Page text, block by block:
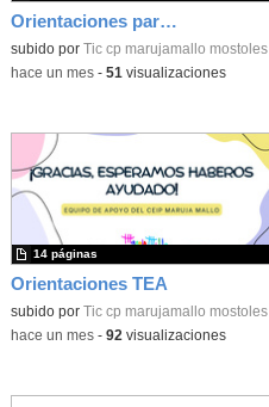
Orientaciones para el tratamiento de conducta
subido por Tic cp marujamallo mostoles
-hace un mes- 51 visualizaciones
Orientaciones TEA
subido por Tic cp marujamallo mostoles
14 páginas
-hace un mes- 92 visualizaciones